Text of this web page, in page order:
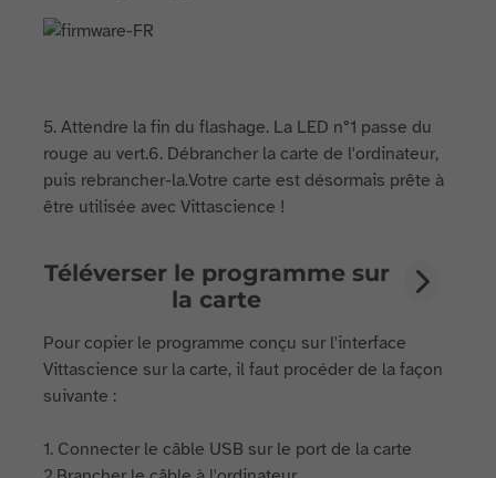
5. Attendre la fin du flashage. La LED n°1 passe du
rouge au vert.6. Débrancher la carte de l'ordinateur,
puis rebrancher-la.Votre carte est désormais prête à
être utilisée avec Vittascience !
Téléverser le programme sur
la carte
Pour copier le programme conçu sur l'interface
Vittascience sur la carte, il faut procéder de la façon
suivante :
1. Connecter le câble USB sur le port de la carte